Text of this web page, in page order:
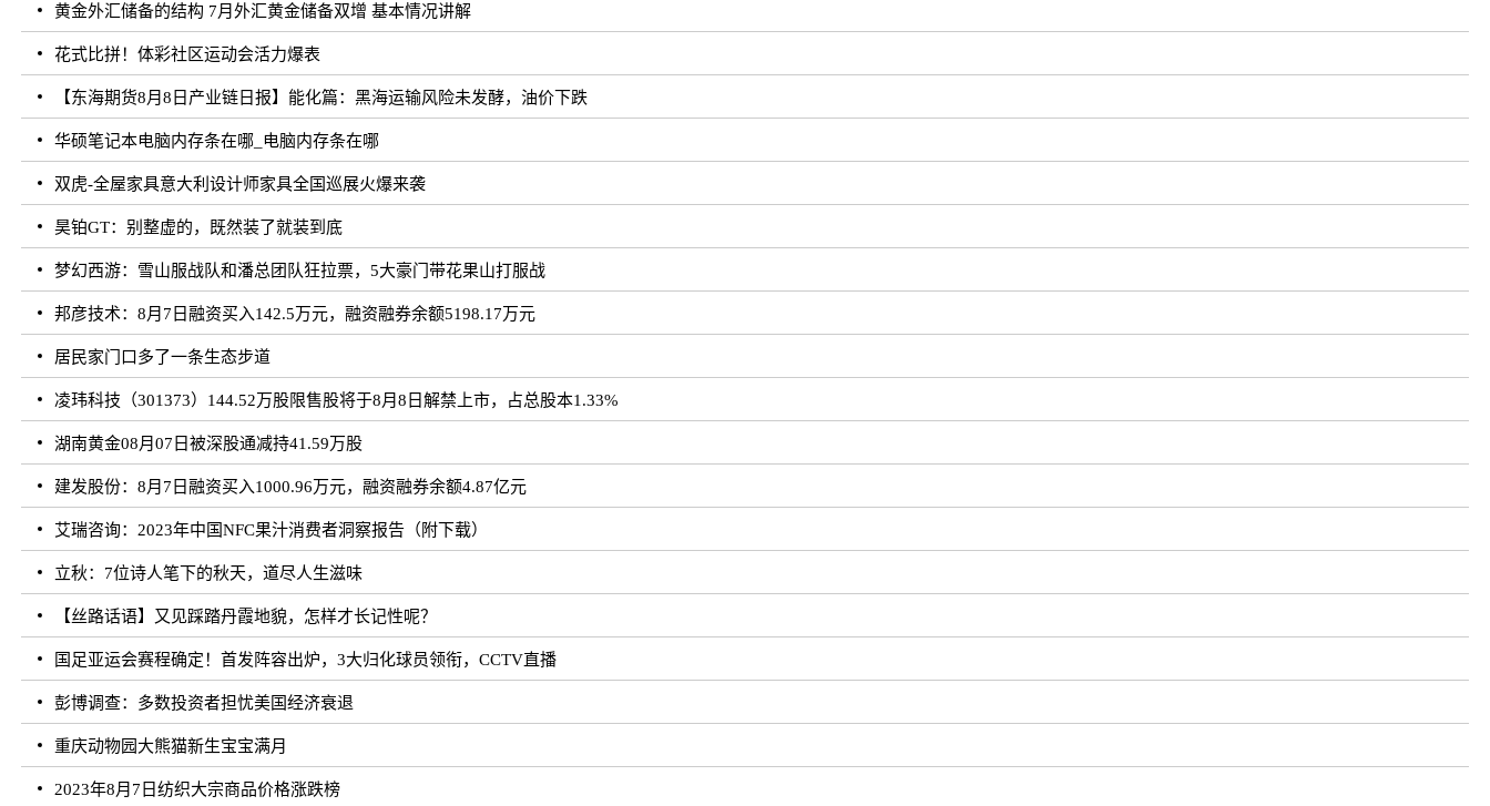
黄金外汇储备的结构 7月外汇黄金储备双增 基本情况讲解
花式比拼！体彩社区运动会活力爆表
【东海期货8月8日产业链日报】能化篇：黑海运输风险未发酵，油价下跌
华硕笔记本电脑内存条在哪_电脑内存条在哪
双虎-全屋家具意大利设计师家具全国巡展火爆来袭
昊铂GT：别整虚的，既然装了就装到底
梦幻西游：雪山服战队和潘总团队狂拉票，5大豪门带花果山打服战
邦彦技术：8月7日融资买入142.5万元，融资融券余额5198.17万元
居民家门口多了一条生态步道
凌玮科技（301373）144.52万股限售股将于8月8日解禁上市，占总股本1.33%
湖南黄金08月07日被深股通减持41.59万股
建发股份：8月7日融资买入1000.96万元，融资融券余额4.87亿元
艾瑞咨询：2023年中国NFC果汁消费者洞察报告（附下载）
立秋：7位诗人笔下的秋天，道尽人生滋味
【丝路话语】又见踩踏丹霞地貌，怎样才长记性呢？
国足亚运会赛程确定！首发阵容出炉，3大归化球员领衔，CCTV直播
彭博调查：多数投资者担忧美国经济衰退
重庆动物园大熊猫新生宝宝满月
2023年8月7日纺织大宗商品价格涨跌榜